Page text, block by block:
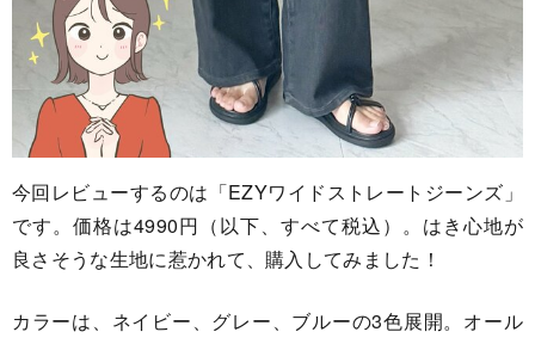
今回レビューするのは「EZYワイドストレートジーンズ」
です。価格は4990円（以下、すべて税込）。はき心地が
良さそうな生地に惹かれて、購入してみました！
カラーは、ネイビー、グレー、ブルーの3色展開。オール